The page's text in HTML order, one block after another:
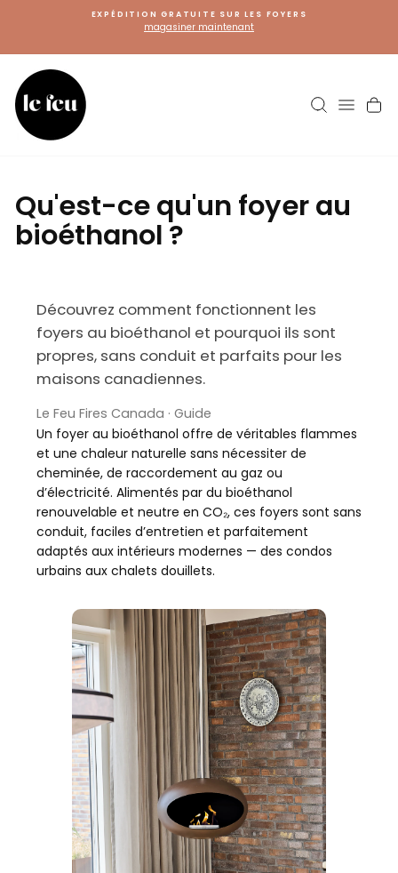
EXPÉDITION GRATUITE SUR LES FOYERS
magasiner maintenant
Qu'est-ce qu'un foyer au
bioéthanol ?
Découvrez comment fonctionnent les
foyers au bioéthanol et pourquoi ils sont
propres, sans conduit et parfaits pour les
maisons canadiennes.
Le Feu Fires Canada · Guide
Un foyer au bioéthanol offre de véritables flammes
et une chaleur naturelle sans nécessiter de
cheminée, de raccordement au gaz ou
d’électricité. Alimentés par du bioéthanol
renouvelable et neutre en CO₂, ces foyers sont sans
conduit, faciles d’entretien et parfaitement
adaptés aux intérieurs modernes — des condos
urbains aux chalets douillets.